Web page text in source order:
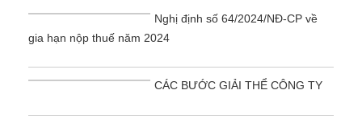
Nghị định số 64/2024/NĐ-CP về
gia hạn nộp thuế năm 2024
CÁC BƯỚC GIẢI THỂ CÔNG TY